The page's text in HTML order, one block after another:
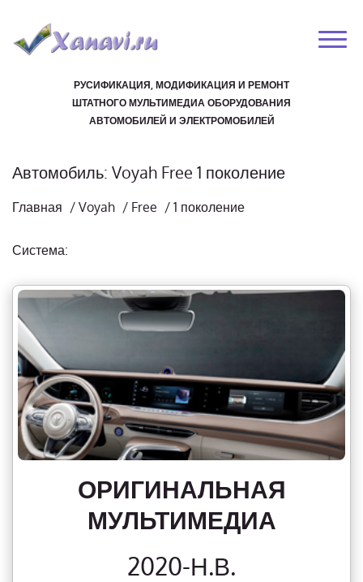
РУСИФИКАЦИЯ, МОДИФИКАЦИЯ И РЕМОНТ
ШТАТНОГО МУЛЬТИМЕДИА ОБОРУДОВАНИЯ
АВТОМОБИЛЕЙ И ЭЛЕКТРОМОБИЛЕЙ
Автомобиль: Voyah Free 1 поколение
Главная / Voyah / Free / 1 поколение
Система:
ОРИГИНАЛЬНАЯ
МУЛЬТИМЕДИА
2020-Н.В.